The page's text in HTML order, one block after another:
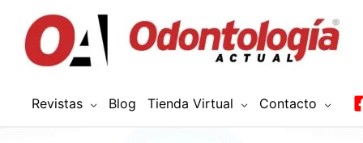
Revistas Blog Tienda Virtual Contacto